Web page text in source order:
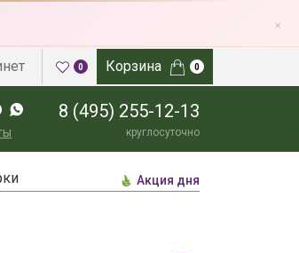
×
0 Корзина 0
8 (495) 255-12-13
круглосуточно
Акция дня